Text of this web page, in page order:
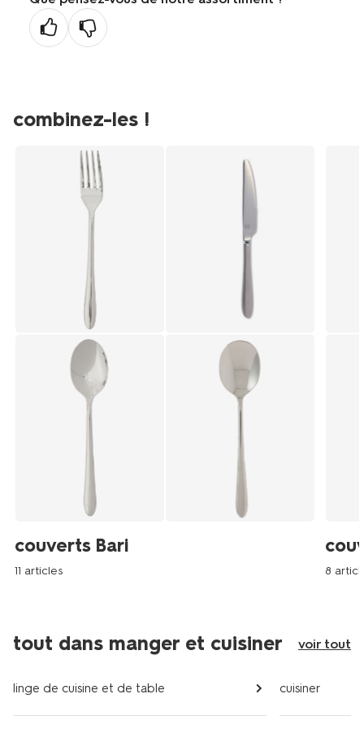
combinez-les !
couverts Bari
11 articles 8
tout dans manger et cuisiner voir tout
linge de cuisine et de table cuisiner